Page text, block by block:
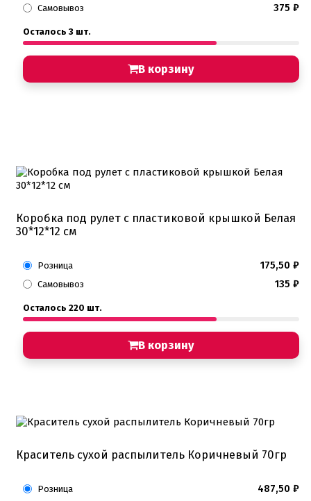
Самовывоз 375 ₽
Осталось 3 шт.
В корзину
Коробка под рулет с пластиковой крышкой Белая
30*12*12 см
Розница 175,50 ₽
Самовывоз 135 ₽
Осталось 220 шт.
В корзину
Краситель сухой распылитель Коричневый 70гр
Розница 487,50 ₽